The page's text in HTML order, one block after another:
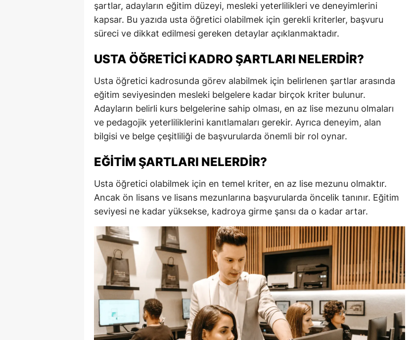
şartlar, adayların eğitim düzeyi, mesleki yeterlilikleri ve deneyimlerini
kapsar. Bu yazıda usta öğretici olabilmek için gerekli kriterler, başvuru
süreci ve dikkat edilmesi gereken detaylar açıklanmaktadır.
USTA ÖĞRETICI KADRO ŞARTLARI NELERDIR?
Usta öğretici kadrosunda görev alabilmek için belirlenen şartlar arasında
eğitim seviyesinden mesleki belgelere kadar birçok kriter bulunur.
Adayların belirli kurs belgelerine sahip olması, en az lise mezunu olmaları
ve pedagojik yeterliliklerini kanıtlamaları gerekir. Ayrıca deneyim, alan
bilgisi ve belge çeşitliliği de başvurularda önemli bir rol oynar.
EĞITIM ŞARTLARI NELERDIR?
Usta öğretici olabilmek için en temel kriter, en az lise mezunu olmaktır.
Ancak ön lisans ve lisans mezunlarına başvurularda öncelik tanınır. Eğitim
seviyesi ne kadar yüksekse, kadroya girme şansı da o kadar artar.